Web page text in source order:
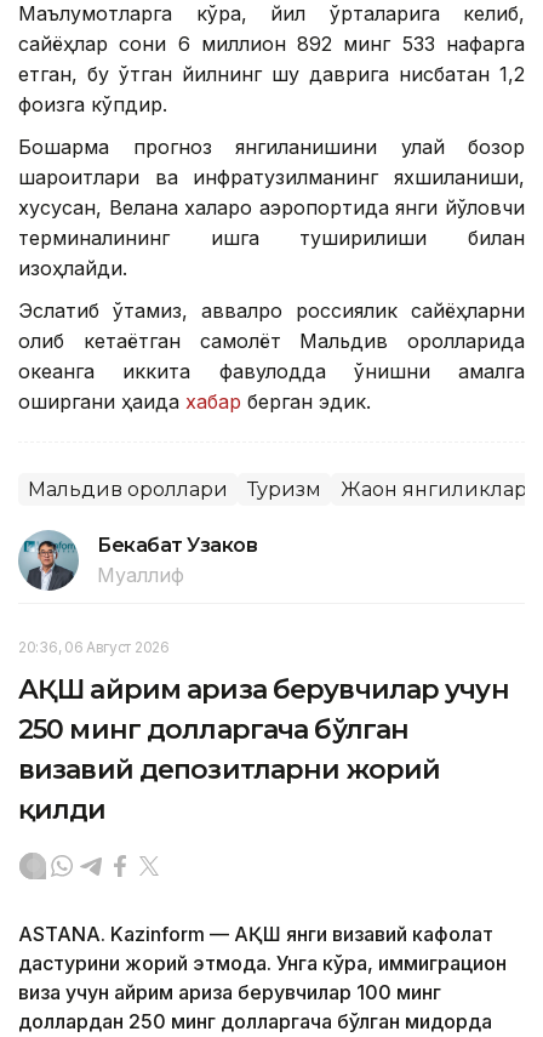
Маълумотларга кўра, йил ўрталарига келиб,
сайёҳлар сони 6 миллион 892 минг 533 нафарга
етган, бу ўтган йилнинг шу даврига нисбатан 1,2
фоизга кўпдир.
Бошқарма прогноз янгиланишини қулай бозор
шароитлари ва инфратузилманинг яхшиланиши,
хусусан, Велана халқаро аэропортида янги йўловчи
терминалининг ишга туширилиши билан
изоҳлайди.
Эслатиб ўтамиз, аввалроқ россиялик сайёҳларни
олиб кетаётган самолёт Мальдив оролларида
океанга иккита фавқулодда қўнишни амалга
оширгани ҳақида хабар берган эдик.
Мальдив ороллари Туризм Жаҳон янгиликлари
Бекабат Узаков
Муаллиф
20:36, 06 Август 2026
АҚШ айрим ариза берувчилар учун
250 минг долларгача бўлган
визавий депозитларни жорий
қилди
ASTANA. Kazinform — АҚШ янги визавий кафолат
дастурини жорий этмоқда. Унга кўра, иммиграцион
виза учун айрим ариза берувчилар 100 минг
доллардан 250 минг долларгача бўлган миқдорда